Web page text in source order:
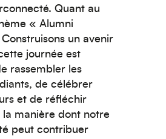
Quant au
« Alumni
un avenir
journée est
rassembler les
de célébrer
et de réfléchir
la manière dont notre
peut contribuer